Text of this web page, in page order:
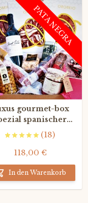
PATA NEGRA
gourmet-box
spanischer
La Bellota Box
(18)
118,00 €
In den Warenkorb